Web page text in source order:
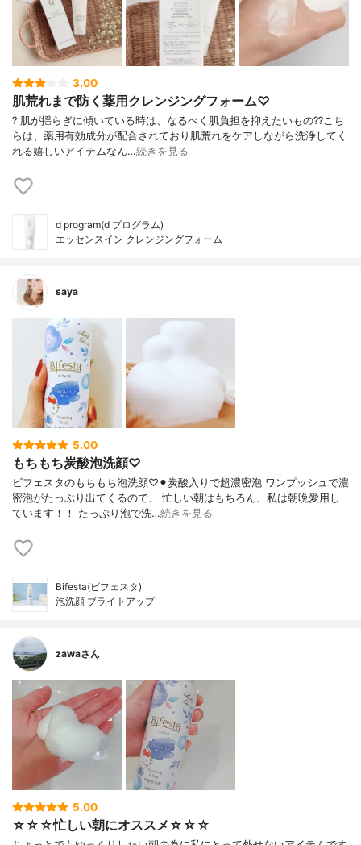
3.00
肌荒れまで防く薬用クレンジングフォーム♡
? 肌が揺らぎに傾いている時は、なるべく肌負担を抑えたいもの?? こち
らは、薬用有効成分が配合されており肌荒れをケアしながら洗浄してく
れる嬉しいアイテムなん…続きを見る
d program(d プログラム)
エッセンスイン クレンジングフォーム
saya
5.00
もちもち炭酸泡洗顔♡
ビフェスタのもちもち泡洗顔♡⚫︎炭酸入りで超濃密泡 ワンプッシュで濃
密泡がたっぷり出てくるので、 忙しい朝はもちろん、私は朝晩愛用し
ています！！ たっぷり泡で洗…続きを見る
Bifesta(ビフェスタ)
泡洗顔 ブライトアップ
zawaさん
5.00
☆☆☆忙しい朝にオススメ☆☆☆